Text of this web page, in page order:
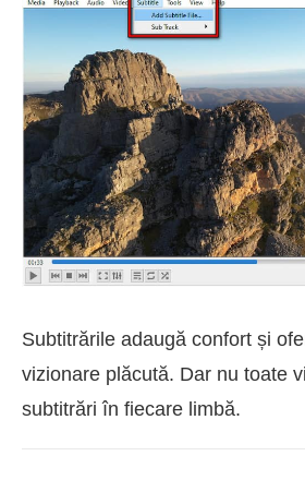
Subtitrările adaugă confort și
vizionare plăcută. Dar nu toate
subtitrări în fiecare limbă.